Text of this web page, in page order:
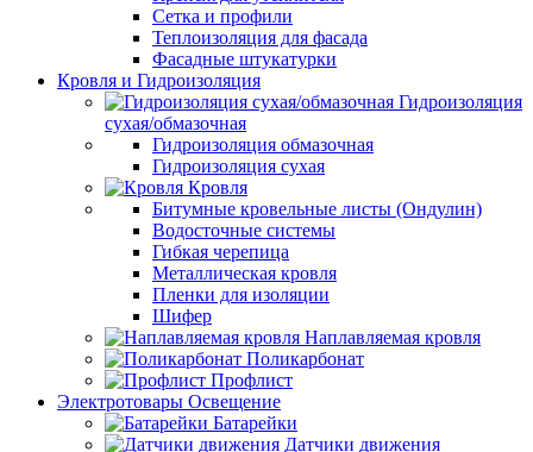
Сетка и профили
Теплоизоляция для фасада
Фасадные штукатурки
Кровля и Гидроизоляция
Гидроизоляция
сухая/обмазочная
Гидроизоляция обмазочная
Гидроизоляция сухая
Кровля
Битумные кровельные листы (Ондулин)
Водосточные системы
Гибкая черепица
Металлическая кровля
Пленки для изоляции
Шифер
Наплавляемая кровля
Поликарбонат
Профлист
Электротовары Освещение
Батарейки
Датчики движения